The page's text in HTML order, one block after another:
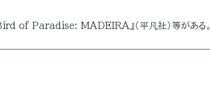
of Paradise: MADEIRA』（平凡社）等がある。